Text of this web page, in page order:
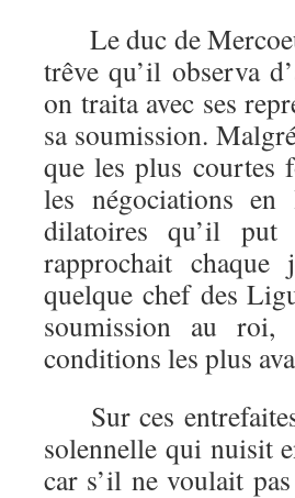
Le duc de
trêve qu’il observa
on traita avec ses
sa soumission.
que les plus courtes
les négociations
dilatoires qu’il
rapprochait
quelque chef des
soumission au roi,
conditions les plus
Sur ces
solennelle qui nuisit
car s’il ne voulait